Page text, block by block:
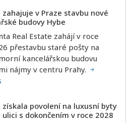
zahajuje v Praze stavbu nové
budovy Hybe
Real Estate zahájí v roce
přestavbu staré pošty na
kancelářskou budovu
nájmy v centru Prahy.
získala povolení na luxusní byty
s dokončením v roce 2028